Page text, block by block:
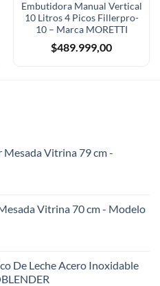
Embutidora Manual Vertical
10 Litros 4 Picos Fillerpro-
10 – Marca MORETTI
$489.999,00
Mesada Vitrina 79 cm -
Vitrina 70 cm - Modelo
De Leche Acero Inoxidable